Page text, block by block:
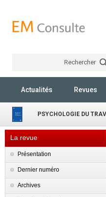
Rechercher
Actualités Revues
PSYCHOLOGIE DU
La revue
Présentation
Dernier numéro
Archives